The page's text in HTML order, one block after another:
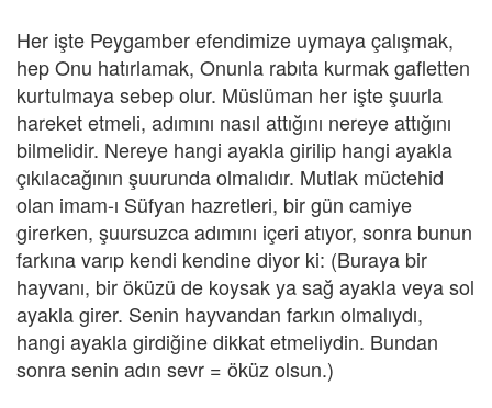
Her işte Peygamber efendimize uymaya çalışmak,
hep Onu hatırlamak, Onunla rabıta kurmak gafletten
kurtulmaya sebep olur. Müslüman her işte şuurla
hareket etmeli, adımını nasıl attığını nereye attığını
bilmelidir. Nereye hangi ayakla girilip hangi ayakla
çıkılacağının şuurunda olmalıdır. Mutlak müctehid
olan imam-ı Süfyan hazretleri, bir gün camiye
girerken, şuursuzca adımını içeri atıyor, sonra bunun
farkına varıp kendi kendine diyor ki: (Buraya bir
hayvanı, bir öküzü de koysak ya sağ ayakla veya sol
ayakla girer. Senin hayvandan farkın olmalıydı,
hangi ayakla girdiğine dikkat etmeliydin. Bundan
sonra senin adın sevr = öküz olsun.)